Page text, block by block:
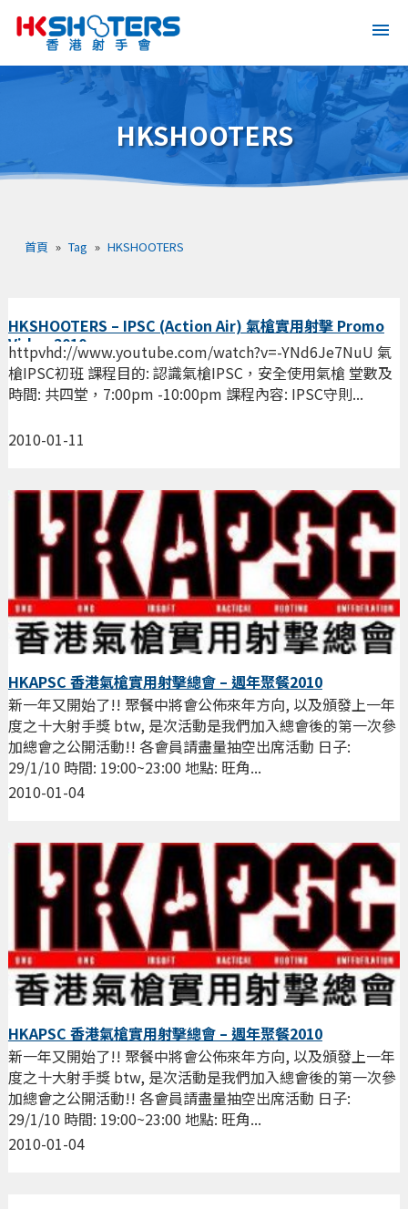
HKSHOOTERS
首頁 » Tag » HKSHOOTERS
HKSHOOTERS – IPSC (Action Air) 氣槍實用射擊 Promo
Video 2010
2010-01-11
httpvhd://www.youtube.com/watch?v=-YNd6Je7NuU 氣
槍IPSC初班 課程目的: 認識氣槍IPSC，安全使用氣槍 堂數及
時間: 共四堂，7:00pm -10:00pm 課程內容: IPSC守則...
HKAPSC 香港氣槍實用射擊總會 – 週年聚餐2010
2010-01-04
新一年又開始了!! 聚餐中將會公佈來年方向, 以及頒發上一年
度之十大射手獎 btw, 是次活動是我們加入總會後的第一次參
加總會之公開活動!! 各會員請盡量抽空出席活動 日子:
29/1/10 時間: 19:00~23:00 地點: 旺角...
HKAPSC 香港氣槍實用射擊總會 – 週年聚餐2010
2010-01-04
新一年又開始了!! 聚餐中將會公佈來年方向, 以及頒發上一年
度之十大射手獎 btw, 是次活動是我們加入總會後的第一次參
加總會之公開活動!! 各會員請盡量抽空出席活動 日子:
29/1/10 時間: 19:00~23:00 地點: 旺角...